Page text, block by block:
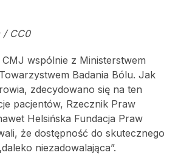
/ CC0
CMJ wspólnie z Ministerstwem
Badania Bólu. Jak
zdecydowano się na ten
pacjentów, Rzecznik Praw
Helsińska Fundacja Praw
że dostępność do skutecznego
niezadowalająca”.